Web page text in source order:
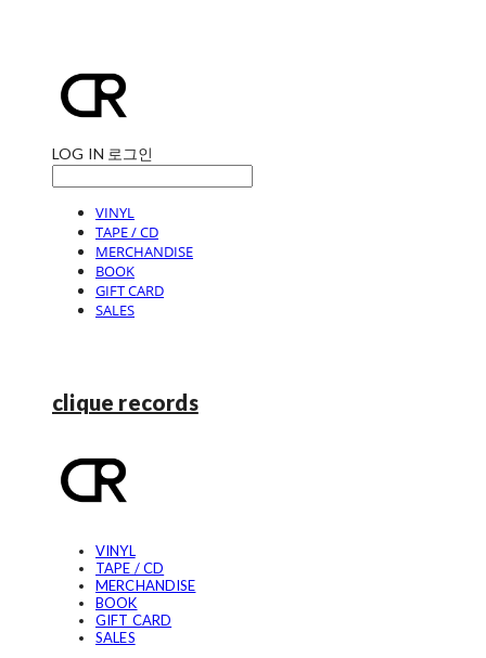
LOG IN 로그인
VINYL
TAPE / CD
MERCHANDISE
BOOK
GIFT CARD
SALES
clique records
VINYL
TAPE / CD
MERCHANDISE
BOOK
GIFT CARD
SALES